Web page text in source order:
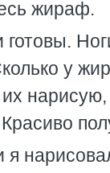
жираф.
готовы.
у
нарисую,